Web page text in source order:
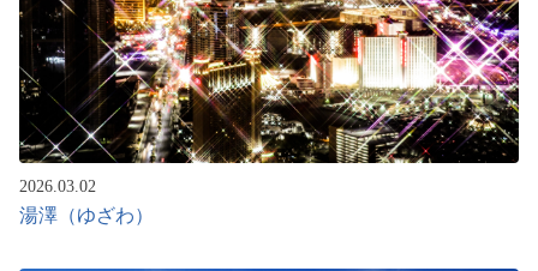
2026.03.02
湯澤（ゆざわ）